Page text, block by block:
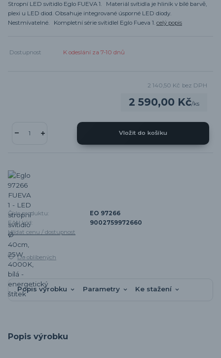
Stropní LED svítidlo Eglo FUEVA 1. Materiál svítidla je hliník v bílé barvě,
plexi u LED diod. Obsahuje integrované úsporné LED diody.
Nestmívatelné. Kompletní série svítidlel Eglo Fueva 1. celý popis
Dostupnost K odeslání za 7-10 dnů
2 590,00 Kč/ks
2 140,50 Kč bez DPH
Vložit do košíku
Číslo produktu:
EO 97266
EAN kód:
9002759972660
Hlídat cenu / dostupnost
Do oblíbených
Popis výrobku Parametry Ke stažení
Popis výrobku